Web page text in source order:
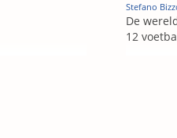
Stefano
De
12